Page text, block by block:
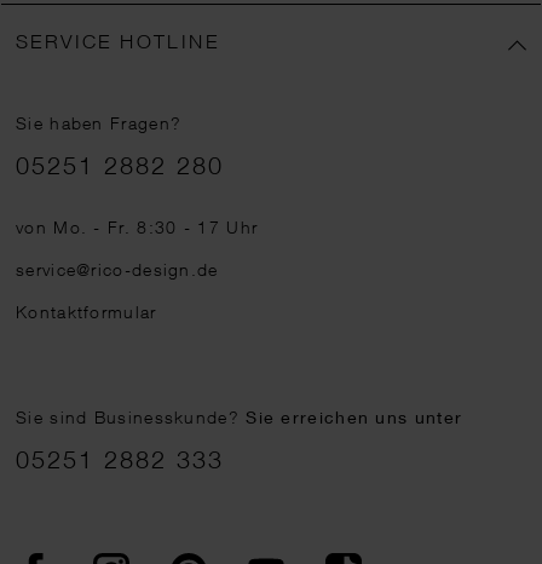
SERVICE HOTLINE
Sie haben Fragen?
Telefonnummer
05251 2882 280
von Mo. - Fr. 8:30 - 17 Uhr
service@rico-design.de
Kontaktformular
Sie sind Businesskunde?Sie erreichen uns unter
05251 2882 333
FacebookInstagram PinterestYouTubeTikTok